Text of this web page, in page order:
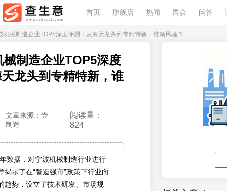
首页 旗舰店 热闻 展会 问答
机械制造企业TOP5深度评测：从海天龙头到专精特新，谁领风骚？
械制造企业TOP5深度
龙头到专精特新，谁
文章来源：壹
制造
阅读量：
824
数据，对宁波机械制造行业进行
揭示了在“智造强市”政策下行业向
趋势，设立了技术研发、市场规